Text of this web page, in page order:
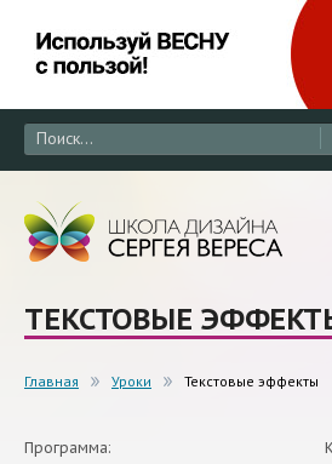
ТЕКСТОВЫЕ
Главная Уроки Текстовые эффекты
Программа: